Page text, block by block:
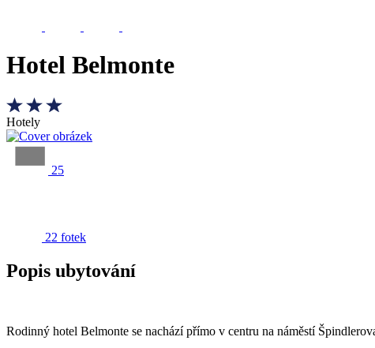
Hotel Belmonte
Hotely
25
22 fotek
Popis ubytování
Rodinný hotel Belmonte se nachází přímo v centru na náměstí